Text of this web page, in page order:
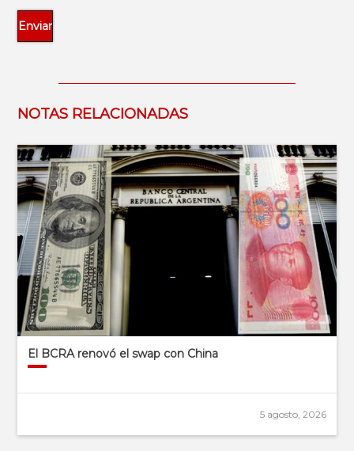
NOTAS RELACIONADAS
El BCRA renovó el swap con China
5 agosto, 2026